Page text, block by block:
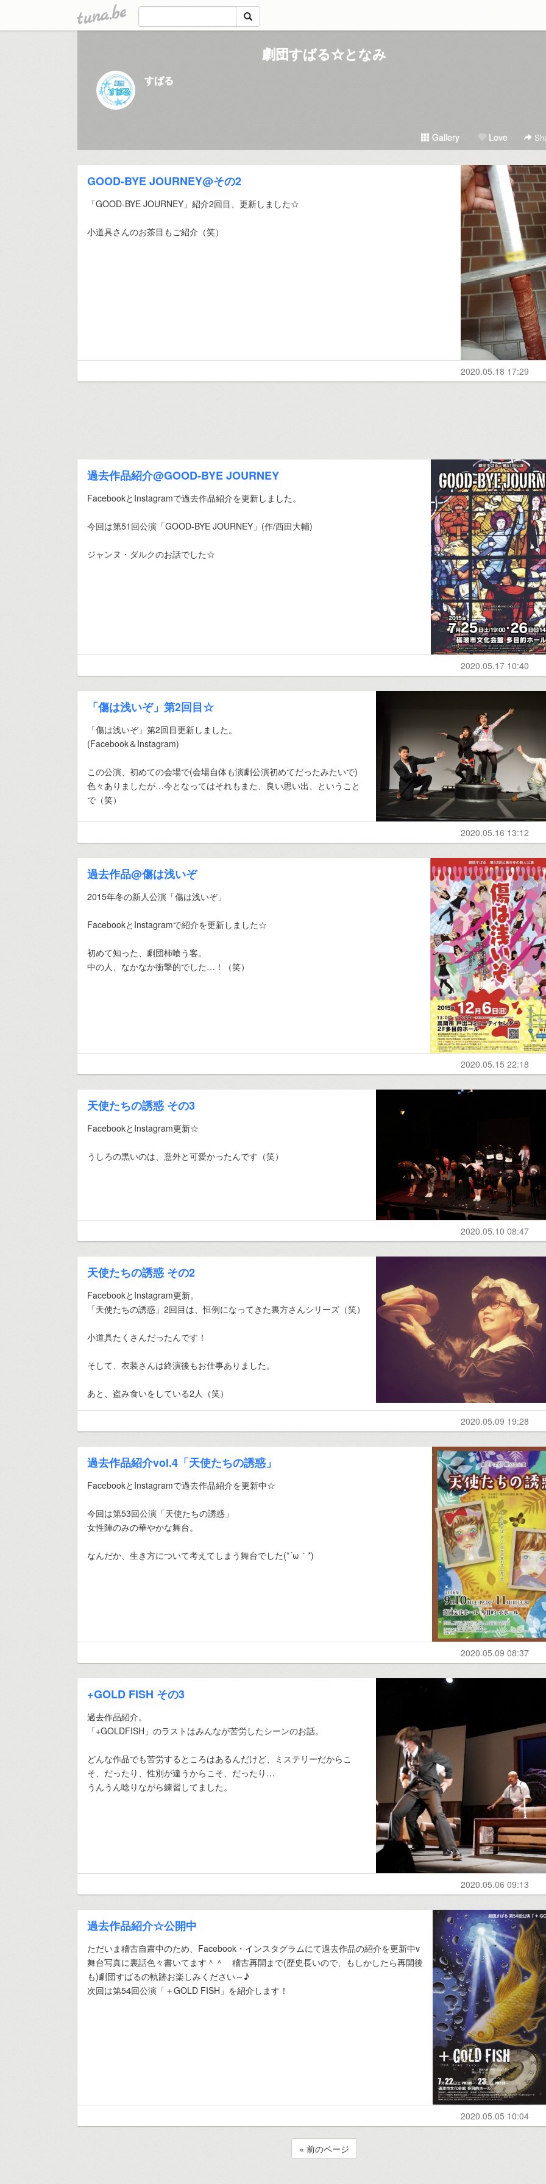
tuna.be
劇団すばる☆となみ
すばる
Gallery Love
GOOD-BYE JOURNEY@その2
「GOOD-BYE JOURNEY」紹介2回目、更新しました☆
小道具さんのお茶目もご紹介（笑）
2020.05.18 17:29
過去作品紹介@GOOD-BYE JOURNEY
FacebookとInstagramで過去作品紹介を更新しました。
今回は第51回公演「GOOD-BYE JOURNEY」(作/西田大輔)
ジャンヌ・ダルクのお話でした☆
2020.05.17 10:40
「傷は浅いぞ」第2回目☆
「傷は浅いぞ」第2回目更新しました。
(Facebook＆Instagram)
この公演、初めての会場で(会場自体も演劇公演初めてだったみたいで)
色々ありましたが…今となってはそれもまた、良い思い出、ということ
で（笑）
2020.05.16 13:12
過去作品@傷は浅いぞ
2015年冬の新人公演「傷は浅いぞ」
FacebookとInstagramで紹介を更新しました☆
初めて知った、劇団柿喰う客。
中の人、なかなか衝撃的でした…！（笑）
2020.05.15 22:18
天使たちの誘惑 その3
FacebookとInstagram更新☆
うしろの黒いのは、意外と可愛かったんです（笑）
2020.05.10 08:47
天使たちの誘惑 その2
FacebookとInstagram更新。
「天使たちの誘惑」2回目は、恒例になってきた裏方さんシリーズ（笑）
小道具たくさんだったんです！
そして、衣装さんは終演後もお仕事ありました。
あと、盗み食いをしている2人（笑）
2020.05.09 19:28
過去作品紹介vol.4「天使たちの誘惑」
FacebookとInstagramで過去作品紹介を更新中☆
今回は第53回公演「天使たちの誘惑」
女性陣のみの華やかな舞台。
なんだか、生き方について考えてしまう舞台でした(*´ω｀*)
2020.05.09 08:37
+GOLD FISH その3
過去作品紹介。
「+GOLDFISH」のラストはみんなが苦労したシーンのお話。
どんな作品でも苦労するところはあるんだけど、ミステリーだからこ
そ、だったり、性別が違うからこそ、だったり…
うんうん唸りながら練習してました。
2020.05.06 09:13
過去作品紹介☆公開中
ただいま稽古自粛中のため、Facebook・インスタグラムにて過去作品の紹介を更新中v
舞台写真に裏話色々書いてます＾＾ 稽古再開まで(歴史長いので、もしかしたら再開後
も)劇団すばるの軌跡お楽しみください～♪
次回は第54回公演「＋GOLD FISH」を紹介します！
2020.05.05 10:04
« 前のページ